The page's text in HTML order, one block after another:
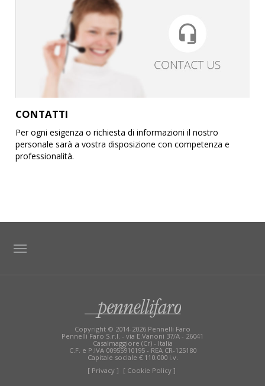
CONTATTI
Per ogni esigenza o richiesta di informazioni il nostro
personale sarà a vostra disposizione con competenza e
professionalità.
Copyright © 2014-2026 Pennelli Faro
Pennelli Faro S.r.l. - via E.Vanoni 37/A - 26041
Casalmaggiore (Cr) - Italia
C.F. e P.IVA 00955910195 - REA CR-125180
Capitale sociale € 110.000 i.v.
[ Privacy ] [ Cookie Policy ]